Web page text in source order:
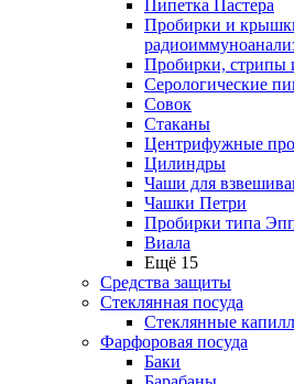
Пипетка Пастера
Пробирки и
Пробирки,
Серологические
Совок
Стаканы
Центрифужные
Цилиндры
Чаши для
Чашки Петри
Пробирки типа
Виала
Ещё 15
Средства защиты
Стеклянная посуда
Стеклянные
Фарфоровая посуда
Баки